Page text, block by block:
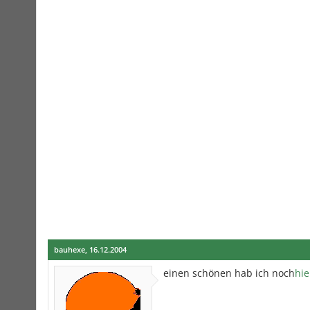
bauhexe, 16.12.2004
einen schönen hab ich noch